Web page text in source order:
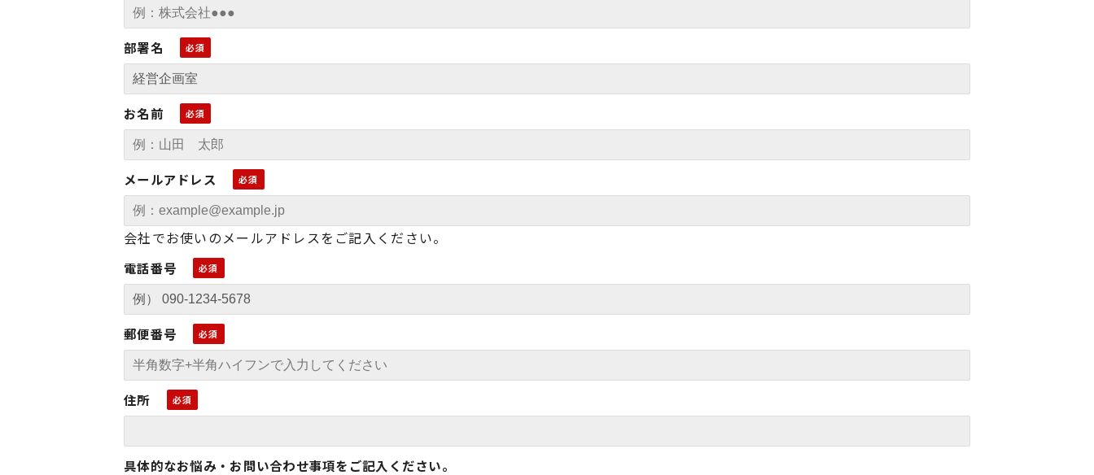
部署名
お名前
メールアドレス
会社でお使いのメールアドレスをご記入ください。
電話番号
郵便番号
住所
具体的なお悩み・お問い合わせ事項をご記入ください。